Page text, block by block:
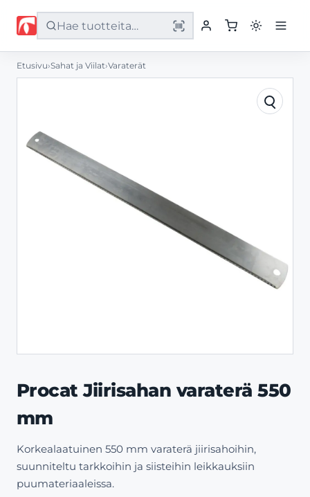
Etusivu
Palvelut
Etusivu›Sahat ja Viilat›Varaterät
Procat Jiirisahan varaterä 550
mm
Korkealaatuinen 550 mm varaterä jiirisahoihin,
suunniteltu tarkkoihin ja siisteihin leikkauksiin
puumateriaaleissa.